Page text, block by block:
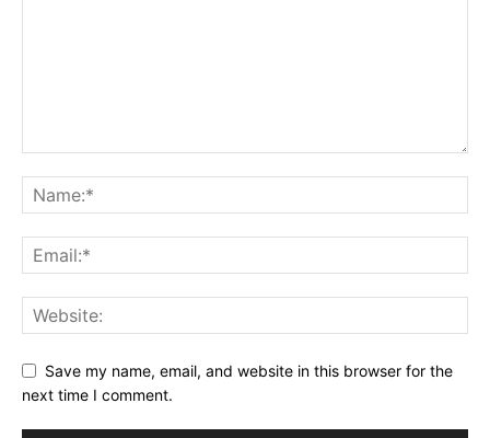
Save my name, email, and website in this browser for the
next time I comment.